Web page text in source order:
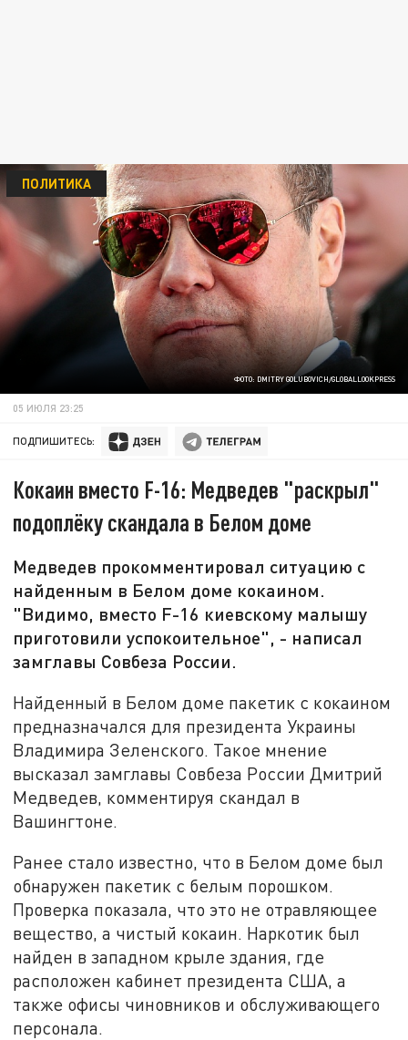
ФОТО: DMITRY GOLUBOVICH/GLOBALLOOKPRESS
ПОЛИТИКА
05 ИЮЛЯ 23:25
ПОДПИШИТЕСЬ:
Кокаин вместо F-16: Медведев "раскрыл"
подоплёку скандала в Белом доме
Медведев прокомментировал ситуацию с
найденным в Белом доме кокаином.
"Видимо, вместо F-16 киевскому малышу
приготовили успокоительное", - написал
замглавы Совбеза России.
Найденный в Белом доме пакетик с кокаином
предназначался для президента Украины
Владимира Зеленского. Такое мнение
высказал замглавы Совбеза России Дмитрий
Медведев, комментируя скандал в
Вашингтоне.
Ранее стало известно, что в Белом доме был
обнаружен пакетик с белым порошком.
Проверка показала, что это не отравляющее
вещество, а чистый кокаин. Наркотик был
найден в западном крыле здания, где
расположен кабинет президента США, а
также офисы чиновников и обслуживающего
персонала.